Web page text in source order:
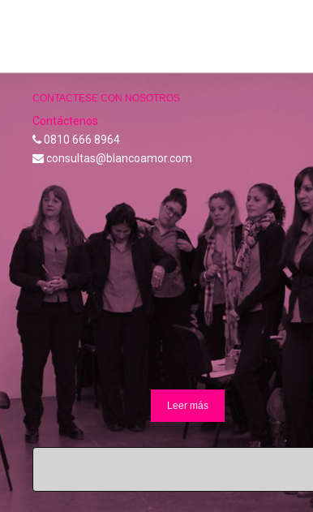
CONTACTESE CON NOSOTROS
Contáctenos
0810 666 8964
consultas@blancoamor.com
Leer más